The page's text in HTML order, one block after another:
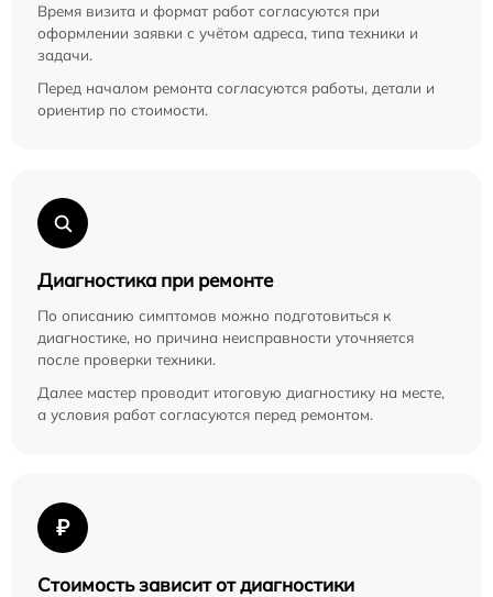
Время визита и формат работ согласуются при
оформлении заявки с учётом адреса, типа техники и
задачи.
Перед началом ремонта согласуются работы, детали и
ориентир по стоимости.
Диагностика при ремонте
По описанию симптомов можно подготовиться к
диагностике, но причина неисправности уточняется
после проверки техники.
Далее мастер проводит итоговую диагностику на месте,
а условия работ согласуются перед ремонтом.
₽
Стоимость зависит от диагностики